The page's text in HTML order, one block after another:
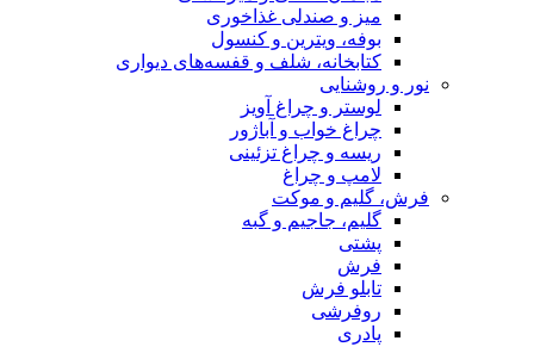
میز و صندلی غذاخوری
بوفه، ویترین و کنسول
کتابخانه، شلف و قفسه‌های دیواری
نور و روشنایی
لوستر و چراغ آویز
چراغ خواب و آباژور
ریسه و چراغ تزئینی
لامپ و چراغ
فرش، گلیم و موکت
گلیم، جاجیم و گبه
پشتی
فرش
تابلو فرش
روفرشی
پادری